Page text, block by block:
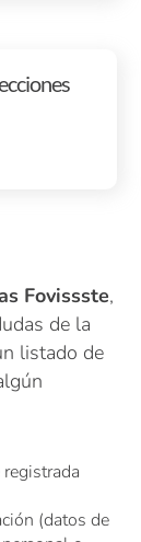
Fovissste,
de la
listado de
(datos de